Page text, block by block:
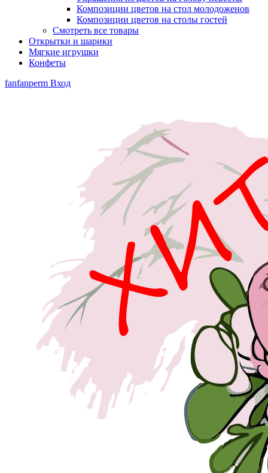
Композиции цветов на стол молодоженов
Композиции цветов на столы гостей
Смотреть все товары
Открытки и шарики
Мягкие игрушки
Конфеты
fanfanperm Вход